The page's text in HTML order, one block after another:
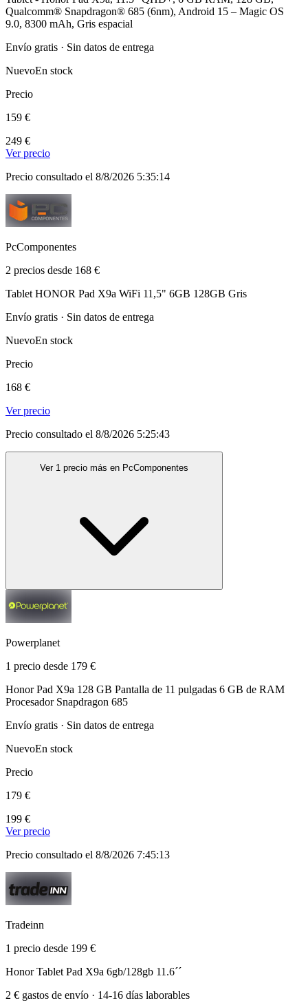
Qualcomm® Snapdragon® 685 (6nm), Android 15 – Magic OS
9.0, 8300 mAh, Gris espacial
Envío gratis · Sin datos de entrega
NuevoEn stock
Precio
159 €
249 €
Ver precio
Precio consultado el 8/8/2026 5:35:14
PcComponentes
2 precios desde 168 €
Tablet HONOR Pad X9a WiFi 11,5" 6GB 128GB Gris
Envío gratis · Sin datos de entrega
NuevoEn stock
Precio
168 €
Ver precio
Precio consultado el 8/8/2026 5:25:43
Ver 1 precio más en PcComponentes
Powerplanet
1 precio desde 179 €
Honor Pad X9a 128 GB Pantalla de 11 pulgadas 6 GB de RAM
Procesador Snapdragon 685
Envío gratis · Sin datos de entrega
NuevoEn stock
Precio
179 €
199 €
Ver precio
Precio consultado el 8/8/2026 7:45:13
Tradeinn
1 precio desde 199 €
Honor Tablet Pad X9a 6gb/128gb 11.6´´
2 € gastos de envío · 14-16 días laborables